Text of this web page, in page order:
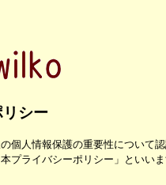
シー
個人情報保護の重要性について
プライバシーポリシー」といい